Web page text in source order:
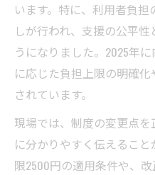
います。特に、利用者負
しが行われ、支援の公平
うになりました。2025年
に応じた負担上限の明確
されています。
現場では、制度の変更点
に分かりやすく伝えるこ
限2500円の適用条件や、